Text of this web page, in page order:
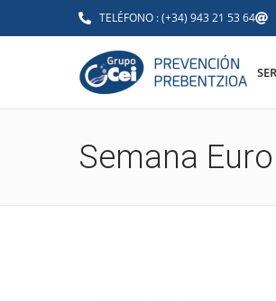
TELÉFONO : (+34) 943 21 53 64
Semana